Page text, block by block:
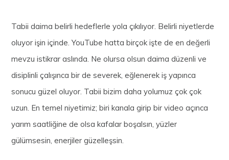
Tabii daima belirli hedeflerle yola çıkılıyor. Belirli niyetlerde
oluyor işin içinde. YouTube hatta birçok işte de en değerli
mevzu istikrar aslında. Ne olursa olsun daima düzenli ve
disiplinli çalışınca bir de severek, eğlenerek iş yapınca
sonucu güzel oluyor. Tabii bizim daha yolumuz çok çok
uzun. En temel niyetimiz; biri kanala girip bir video açınca
yarım saatliğine de olsa kafalar boşalsın, yüzler
gülümsesin, enerjiler güzelleşsin.